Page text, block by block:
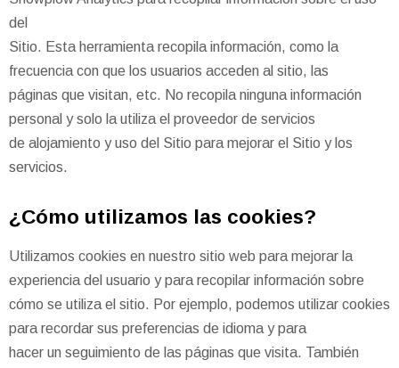
del
Sitio. Esta herramienta recopila información, como la
frecuencia con que los usuarios acceden al sitio, las
páginas que visitan, etc. No recopila ninguna información
personal y solo la utiliza el proveedor de servicios
de alojamiento y uso del Sitio para mejorar el Sitio y los
servicios.
¿Cómo utilizamos las cookies?
Utilizamos cookies en nuestro sitio web para mejorar la
experiencia del usuario y para recopilar información sobre
cómo se utiliza el sitio. Por ejemplo, podemos utilizar cookies
para recordar sus preferencias de idioma y para
hacer un seguimiento de las páginas que visita. También